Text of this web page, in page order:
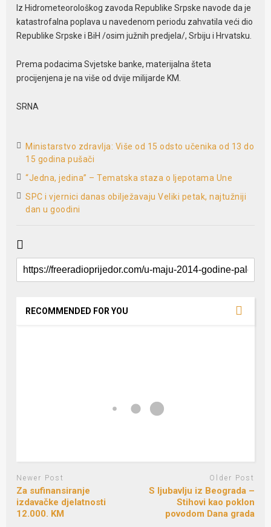
Iz Hidrometeorološkog zavoda Republike Srpske navode da je
katastrofalna poplava u navedenom periodu zahvatila veći dio
Republike Srpske i BiH /osim južnih predjela/, Srbiju i Hrvatsku.
Prema podacima Svjetske banke, materijalna šteta
procijenjena je na više od dvije milijarde KM.
SRNA
Ministarstvo zdravlja: Više od 15 odsto učenika od 13 do
15 godina pušači
“Jedna, jedina” – Tematska staza o ljepotama Une
SPC i vjernici danas obilježavaju Veliki petak, najtužniji
dan u goodini
RECOMMENDED FOR YOU
Newer Post
Za sufinansiranje
izdavačke djelatnosti
12.000. KM
Older Post
S ljubavlju iz Beograda –
Stihovi kao poklon
povodom Dana grada